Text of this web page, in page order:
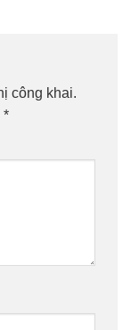
công khai.
*